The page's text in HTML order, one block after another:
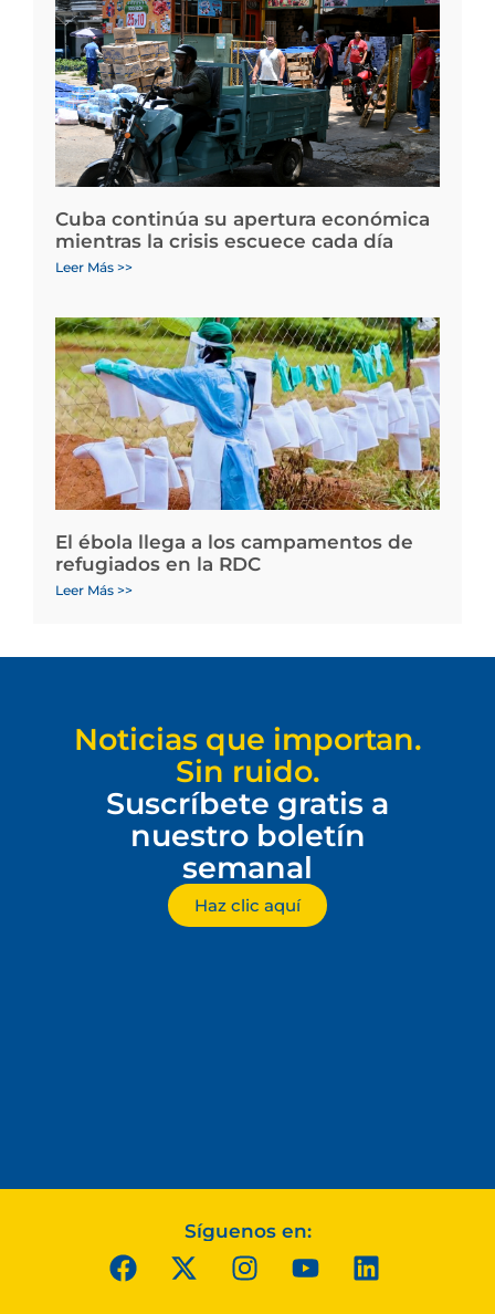
Cuba continúa su apertura económica
mientras la crisis escuece cada día
Leer Más >>
El ébola llega a los campamentos de
refugiados en la RDC
Leer Más >>
Noticias que importan.
Sin ruido.
Suscríbete gratis a
nuestro boletín
semanal
Haz clic aquí
Síguenos en: